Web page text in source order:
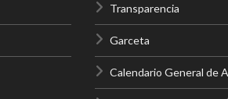
Transparencia
Garceta
Calendario General de